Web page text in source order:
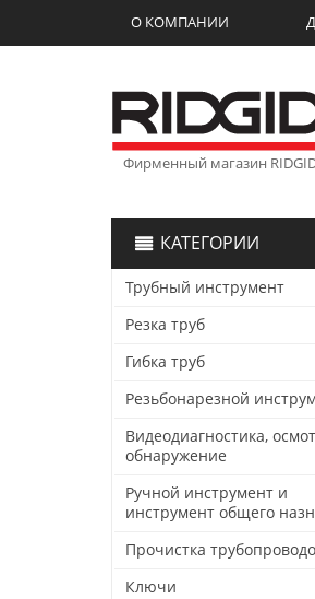
О КОМПАНИИ
Фирменный магазин
КАТЕГОРИИ
Трубный инструмент
Резка труб
Гибка труб
Резьбонарезной
Видеодиагностика,
обнаружение
Ручной инструмент и
инструмент общего
Прочистка
Ключи